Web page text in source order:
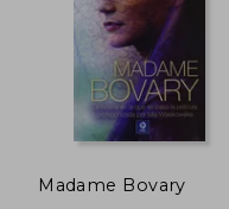
Madame Bovary